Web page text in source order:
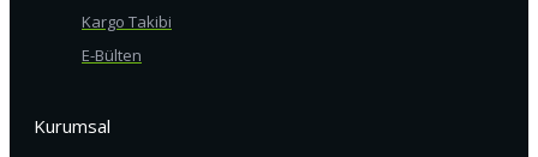
Kargo Takibi
E-Bülten
Kurumsal